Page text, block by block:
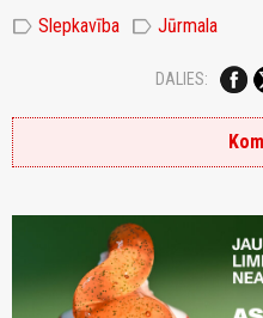
label Slepkavība label Jūrmala
DALIES: